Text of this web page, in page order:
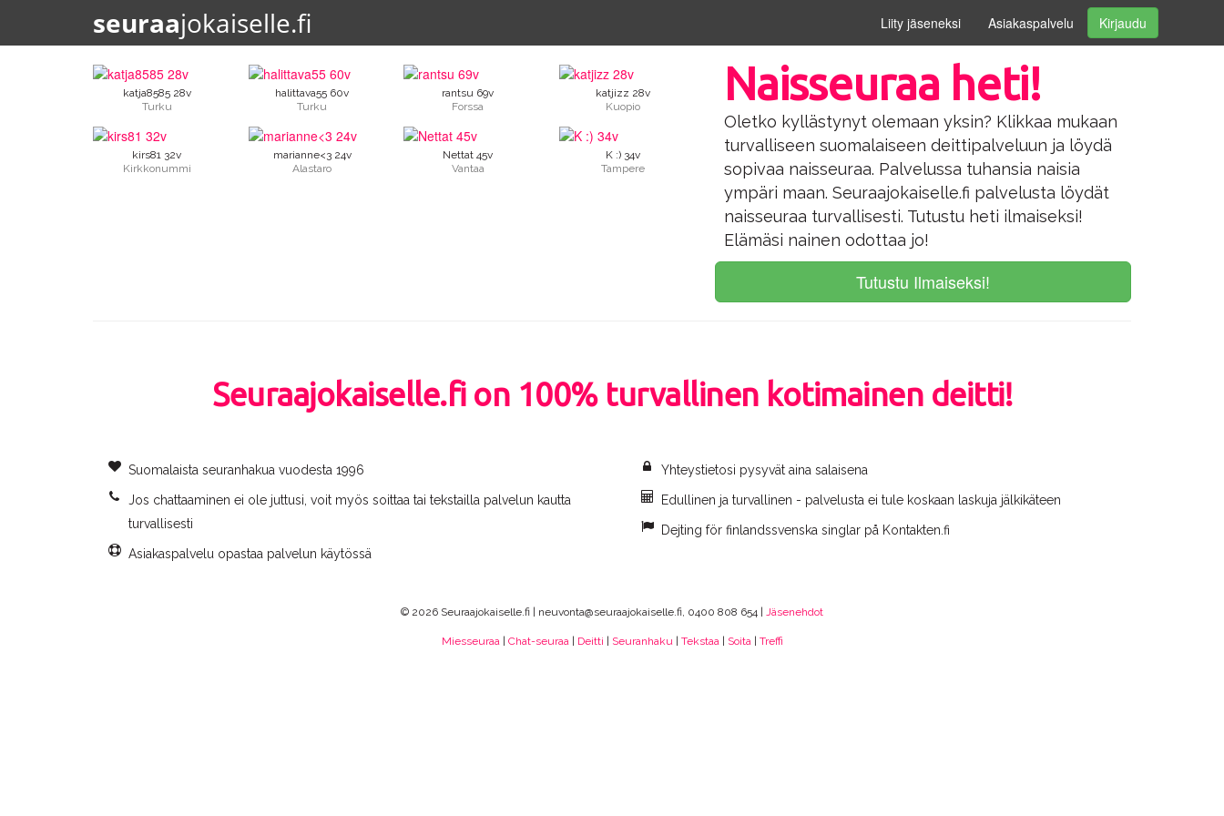
seuraajokaiselle.fi Liity jäseneksi Asiakaspalvelu Kirjaudu
katja8585 28v
Turku
halittava55 60v
Turku
rantsu 69v
Forssa
katjizz 28v
Kuopio
kirs81 32v
Kirkkonummi
marianne<3 24v
Alastaro
Nettat 45v
Vantaa
K :) 34v
Tampere
Naisseuraa heti!
Oletko kyllästynyt olemaan yksin? Klikkaa mukaan
turvalliseen suomalaiseen deittipalveluun ja löydä
sopivaa naisseuraa. Palvelussa tuhansia naisia
ympäri maan. Seuraajokaiselle.fi palvelusta löydät
naisseuraa turvallisesti. Tutustu heti ilmaiseksi!
Elämäsi nainen odottaa jo!
Tutustu Ilmaiseksi!
Seuraajokaiselle.fi on 100% turvallinen kotimainen deitti!
Suomalaista seuranhakua vuodesta 1996
Jos chattaaminen ei ole juttusi, voit myös soittaa tai tekstailla palvelun kautta
turvallisesti
Asiakaspalvelu opastaa palvelun käytössä
Yhteystietosi pysyvät aina salaisena
Edullinen ja turvallinen - palvelusta ei tule koskaan laskuja jälkikäteen
Dejting för finlandssvenska singlar på Kontakten.fi
© 2026 Seuraajokaiselle.fi | neuvonta@seuraajokaiselle.fi, 0400 808 654 | Jäsenehdot
Miesseuraa| Chat-seuraa| Deitti Seuranhaku| Tekstaa| Soita| Treffi